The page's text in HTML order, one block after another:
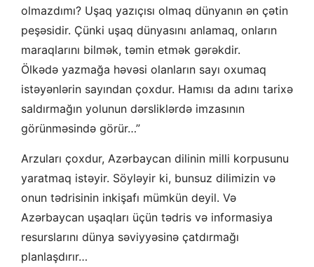
olmazdımı? Uşaq yazıçısı olmaq dünyanın ən çətin
peşəsidir. Çünki uşaq dünyasını anlamaq, onların
maraqlarını bilmək, təmin etmək gərəkdir.
Ölkədə yazmağa həvəsi olanların sayı oxumaq
istəyənlərin sayından çoxdur. Hamısı da adını tarixə
saldırmağın yolunun dərsliklərdə imzasının
görünməsində görür…”
Arzuları çoxdur, Azərbaycan dilinin milli korpusunu
yaratmaq istəyir. Söyləyir ki, bunsuz dilimizin və
onun tədrisinin inkişafı mümkün deyil. Və
Azərbaycan uşaqları üçün tədris və informasiya
resurslarını dünya səviyyəsinə çatdırmağı
planlaşdırır…